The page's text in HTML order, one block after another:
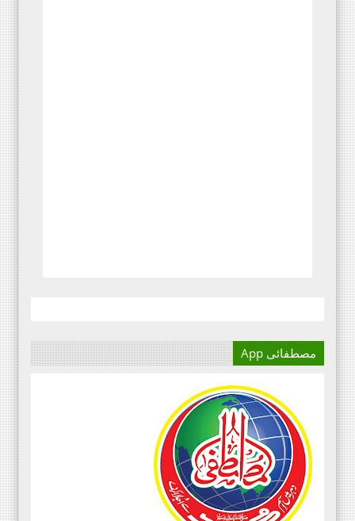
مصطفائی App
آج کا دور میڈیا کا دور ہے۔
اور کسی بھی کاز کے بہترین
نتائج کے لئے اس کی اہمیت سے
انکار نہیں کیا جا سکتا۔سعید
علی عمران مصطفائی تحریک فیصل
آباد ڈویژن ۔